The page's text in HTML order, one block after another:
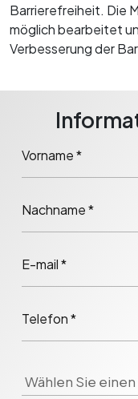
Barrierefreiheit. Die
möglich bearbeitet
Verbesserung der
Vorname *
Nachname *
E-mail *
Telefon *